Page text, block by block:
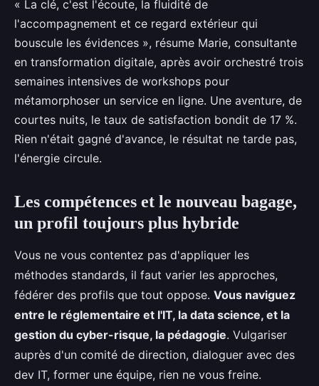
« La clé, c'est l'écoute, la fluidité de
l'accompagnement et ce regard extérieur qui
bouscule les évidences », résume Marie, consultante
en transformation digitale, après avoir orchestré trois
semaines intensives de workshops pour
métamorphoser un service en ligne. Une aventure, de
courtes nuits, le taux de satisfaction bondit de 17 %.
Rien n'était gagné d'avance, le résultat ne tarde pas,
l'énergie circule.
Les compétences et le nouveau bagage,
un profil toujours plus hybride
Vous ne vous contentez pas d'appliquer les
méthodes standards, il faut varier les approches,
fédérer des profils que tout oppose. Vous naviguez
entre le réglementaire et l'IT, la data science, et la
gestion du cyber-risque, la pédagogie. Vulgariser
auprès d'un comité de direction, dialoguer avec des
dev IT, former une équipe, rien ne vous freine.